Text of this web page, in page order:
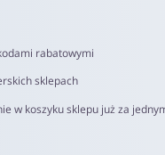
rabatowymi
sklepach
w koszyku sklepu już za